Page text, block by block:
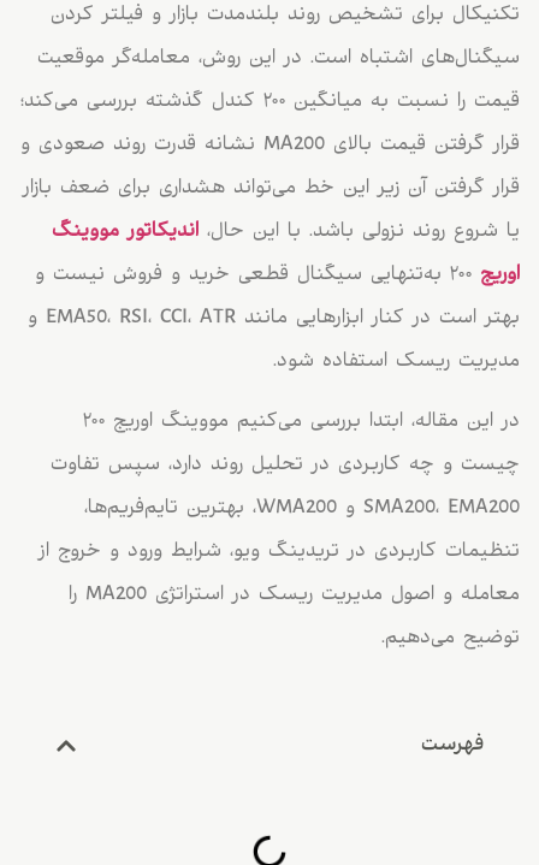
تکنیکال برای تشخیص روند بلندمدت بازار و فیلتر کردن
سیگنال‌های اشتباه است. در این روش، معامله‌گر موقعیت
قیمت را نسبت به میانگین ۲۰۰ کندل گذشته بررسی می‌کند؛
قرار گرفتن قیمت بالای MA200 نشانه قدرت روند صعودی و
قرار گرفتن آن زیر این خط می‌تواند هشداری برای ضعف بازار
یا شروع روند نزولی باشد. با این حال، اندیکاتور مووینگ
اوریج
۲۰۰ به‌تنهایی سیگنال قطعی خرید و فروش نیست و
بهتر است در کنار ابزارهایی مانند EMA50، RSI، CCI، ATR و
مدیریت ریسک استفاده شود.
در این مقاله، ابتدا بررسی می‌کنیم مووینگ اوریج ۲۰۰
چیست و چه کاربردی در تحلیل روند دارد، سپس تفاوت
SMA200، EMA200 و WMA200، بهترین تایم‌فریم‌ها،
تنظیمات کاربردی در تریدینگ ویو، شرایط ورود و خروج از
معامله و اصول مدیریت ریسک در استراتژی MA200 را
توضیح می‌دهیم.
فهرست